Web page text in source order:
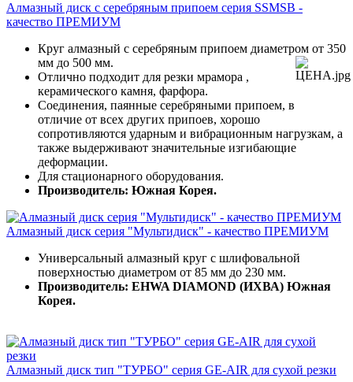
Алмазный диск с серебряным припоем серия SSMSB -
качество ПРЕМИУМ
Круг алмазный с серебряным припоем диаметром от 350
мм до 500 мм.
Отлично подходит для резки мрамора ,
керамического камня, фарфора.
Соединения, паянные серебряными припоем, в
отличие от всех других припоев, хорошо
сопротивляются ударным и вибрационным нагрузкам, а
также выдерживают значительные изгибающие
деформации.
Для стационарного оборудования.
Производитель: Южная Корея.
Алмазный диск серия "Мультидиск" - качество ПРЕМИУМ
Универсальный алмазный круг с шлифовальной
поверхностью диаметром от 85 мм до 230 мм.
Производитель: EHWA DIAMOND (ИХВА) Южная
Корея.
Алмазный диск тип "ТУРБО" серия GE-AIR для сухой резки